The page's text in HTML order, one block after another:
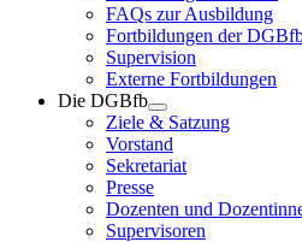
FAQs zur Ausbildung
Fortbildungen der
Supervision
Externe Fortbildungen
Die DGBfb
Ziele & Satzung
Vorstand
Sekretariat
Presse
Dozenten und
Supervisoren